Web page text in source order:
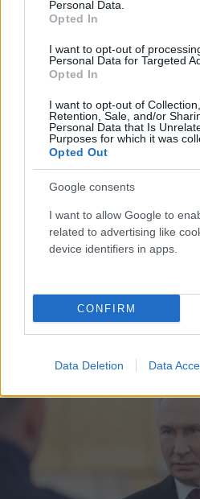
Personal Data.
Opted In
I want to opt-out of
Personal Data for Targeted
Opted In
I want to opt-out of
Retention, Sale, and/or
Personal Data that Is
Purposes for which it was
Opted Out
Google consents
I want to allow Google to
related to advertising like
device identifiers in apps.
CONFIRM
Data Deletion Data
07.08.2026
5ο όροφο στον ακάλυπτο
νοσοκομείο
07.08.2026